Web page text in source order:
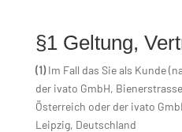
§1 Geltung,
(1)Im Fall das Sie als Kunde
der ivato GmbH,
Österreich oder der ivato
Leipzig, Deutschland